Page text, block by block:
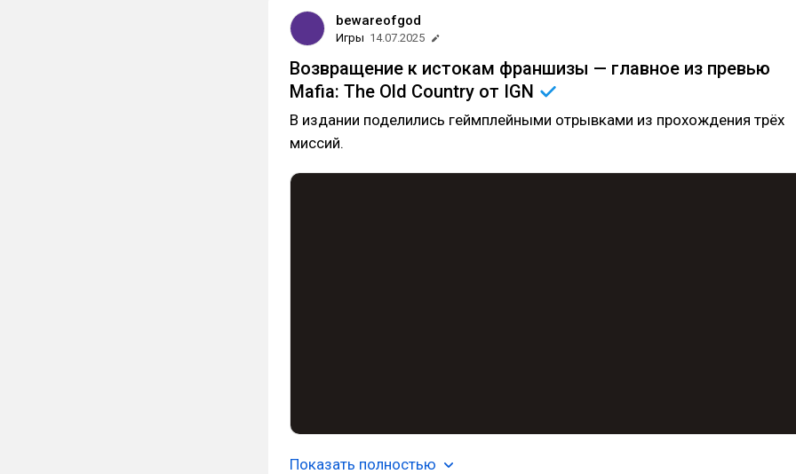
bewareofgod
Игры 14.07.2025
Возвращение к истокам франшизы — главное из превью
Mafia: The Old Country от IGN
В издании поделились геймплейными отрывками из прохождения трёх
миссий.
Показать полностью